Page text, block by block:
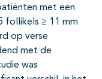
met een
follikels ≥ 11 mm
op verse
met de
was